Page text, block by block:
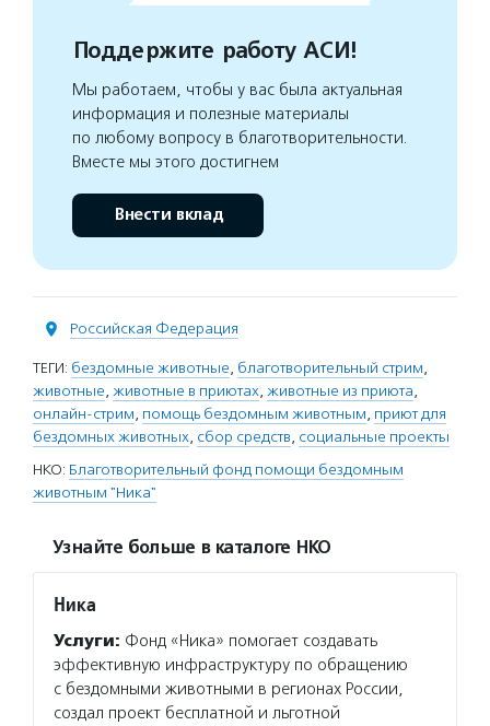
Поддержите работу АСИ!
Мы работаем, чтобы у вас была актуальная
информация и полезные материалы
по любому вопросу в благотворительности.
Вместе мы этого достигнем
Внести вклад
Российская Федерация
ТЕГИ: бездомные животные, благотворительный стрим,
животные, животные в приютах, животные из приюта,
онлайн-стрим, помощь бездомным животным, приют для
бездомных животных, сбор средств, социальные проекты
НКО: Благотворительный фонд помощи бездомным
животным "Ника"
Узнайте больше в каталоге НКО
Ника
Услуги: Фонд «Ника» помогает создавать
эффективную инфраструктуру по обращению
с бездомными животными в регионах России,
создал проект бесплатной и льготной